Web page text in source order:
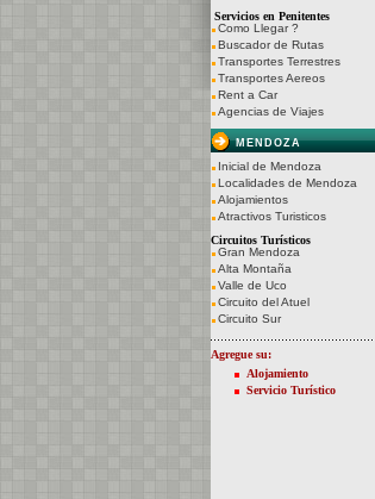
Servicios en Penitentes
Como Llegar ?
Buscador de Rutas
Transportes Terrestres
Transportes Aereos
Rent a Car
Agencias de Viajes
MENDOZA
Inicial de Mendoza
Localidades de Mendoza
Alojamientos
Atractivos Turisticos
Circuitos Turísticos
Gran Mendoza
Alta Montaña
Valle de Uco
Circuito del Atuel
Circuito Sur
Agregue su:
Alojamiento
Servicio Turístico